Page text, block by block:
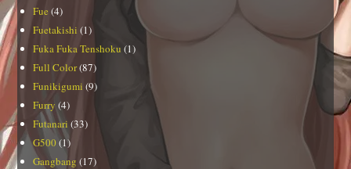
Fue (4)
Fuetakishi (1)
Fuka Fuka Tenshoku (1)
Full Color(87)
Funikigumi (9)
Furry (4)
Futanari (33)
G500 (1)
Gangbang (17)